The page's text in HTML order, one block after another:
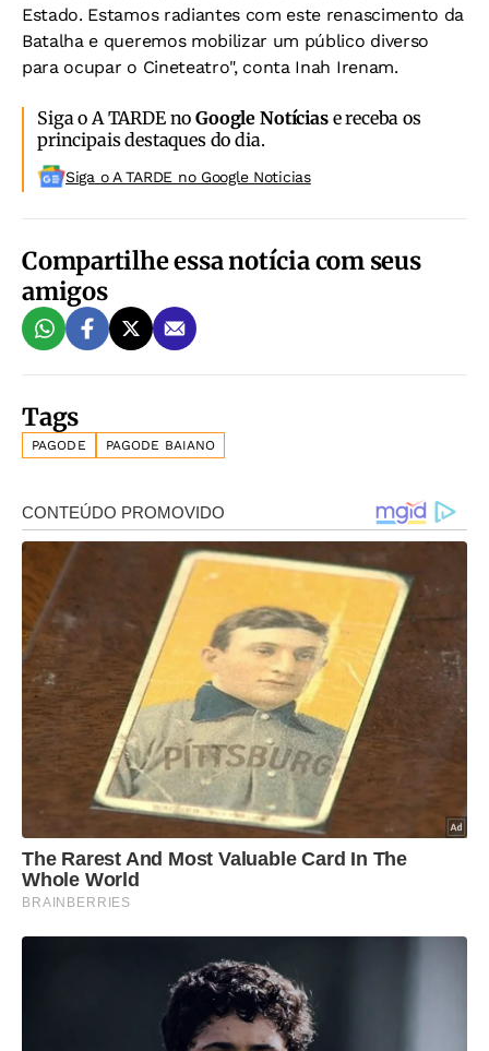
Estado. Estamos radiantes com este renascimento da
Batalha e queremos mobilizar um público diverso
para ocupar o Cineteatro", conta Inah Irenam.
Siga o A TARDE noGoogle Notíciase receba os
principais destaques do dia.
Siga o A TARDE no Google Noticias
Compartilhe essa notícia com seus
amigos
Tags
PAGODE PAGODE BAIANO